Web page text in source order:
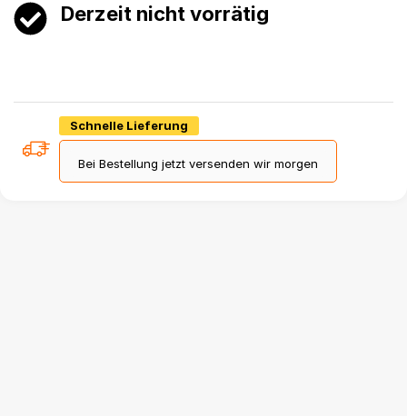
Derzeit nicht vorrätig
Schnelle Lieferung
Bei Bestellung jetzt versenden wir morgen